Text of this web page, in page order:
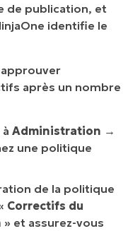
de publication, et
identifie le
après un nombre
Administration →
une politique
de la politique
Correctifs du
» et assurez-vous